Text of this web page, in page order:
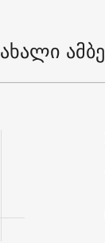
ახალი